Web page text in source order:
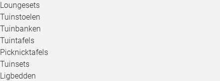
Loungesets
Tuinstoelen
Tuinbanken
Tuintafels
Picknicktafels
Tuinsets
Ligbedden